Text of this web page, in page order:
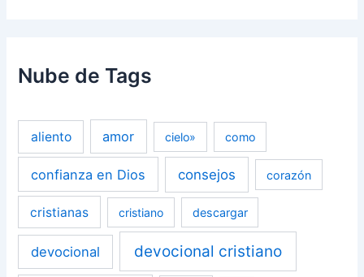
Nube de Tags
aliento amor cielo» como
confianza en Dios consejos corazón
cristianas cristiano descargar
devocional devocional cristiano